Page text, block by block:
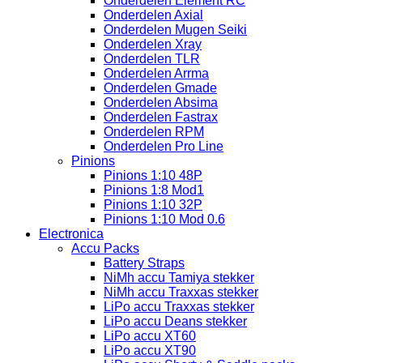
Onderdelen Axial
Onderdelen Mugen Seiki
Onderdelen Xray
Onderdelen TLR
Onderdelen Arrma
Onderdelen Gmade
Onderdelen Absima
Onderdelen Fastrax
Onderdelen RPM
Onderdelen Pro Line
Pinions
Pinions 1:10 48P
Pinions 1:8 Mod1
Pinions 1:10 32P
Pinions 1:10 Mod 0.6
Electronica
Accu Packs
Battery Straps
NiMh accu Tamiya stekker
NiMh accu Traxxas stekker
LiPo accu Traxxas stekker
LiPo accu Deans stekker
LiPo accu XT60
LiPo accu XT90